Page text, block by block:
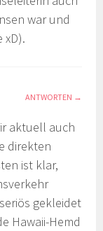
war und
xD).
ANTWORTEN
aktuell auch
direkten
ist klar,
gekleidet
Hawaii-Hemd